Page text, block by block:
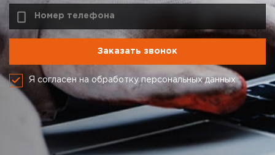
Я согласен на обработку персональных данных